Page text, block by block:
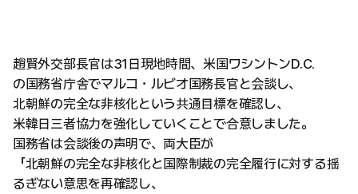
趙賢外交部長官は31日現地時間、米国ワシントンD.C.
の国務省庁舎でマルコ・ルビオ国務長官と会談し、
北朝鮮の完全な非核化という共通目標を確認し、
米韓日三者協力を強化していくことで合意しました。
国務省は会談後の声明で、両大臣が
「北朝鮮の完全な非核化と国際制裁の完全履行に対する揺
るぎない意思を再確認し、